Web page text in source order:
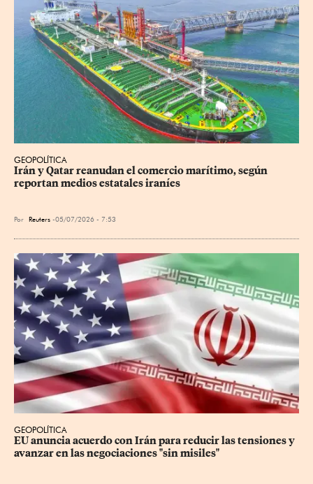
GEOPOLÍTICA
Irán y Qatar reanudan el comercio marítimo, según
reportan medios estatales iraníes
Por Reuters 05/07/2026 - 7:53
GEOPOLÍTICA
EU anuncia acuerdo con Irán para reducir las tensiones y
avanzar en las negociaciones "sin misiles"